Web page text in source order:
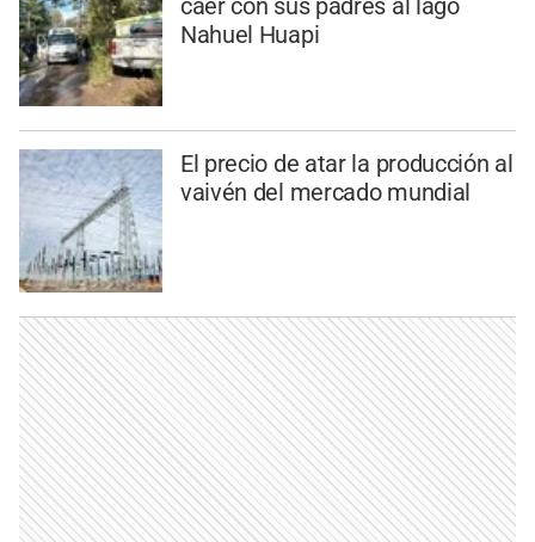
caer con sus padres al lago
Nahuel Huapi
El precio de atar la producción al
vaivén del mercado mundial